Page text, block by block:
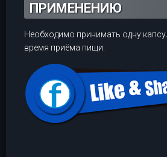
ПРИМЕНЕНИЮ
Необходимо принимать одну
время приёма пищи.